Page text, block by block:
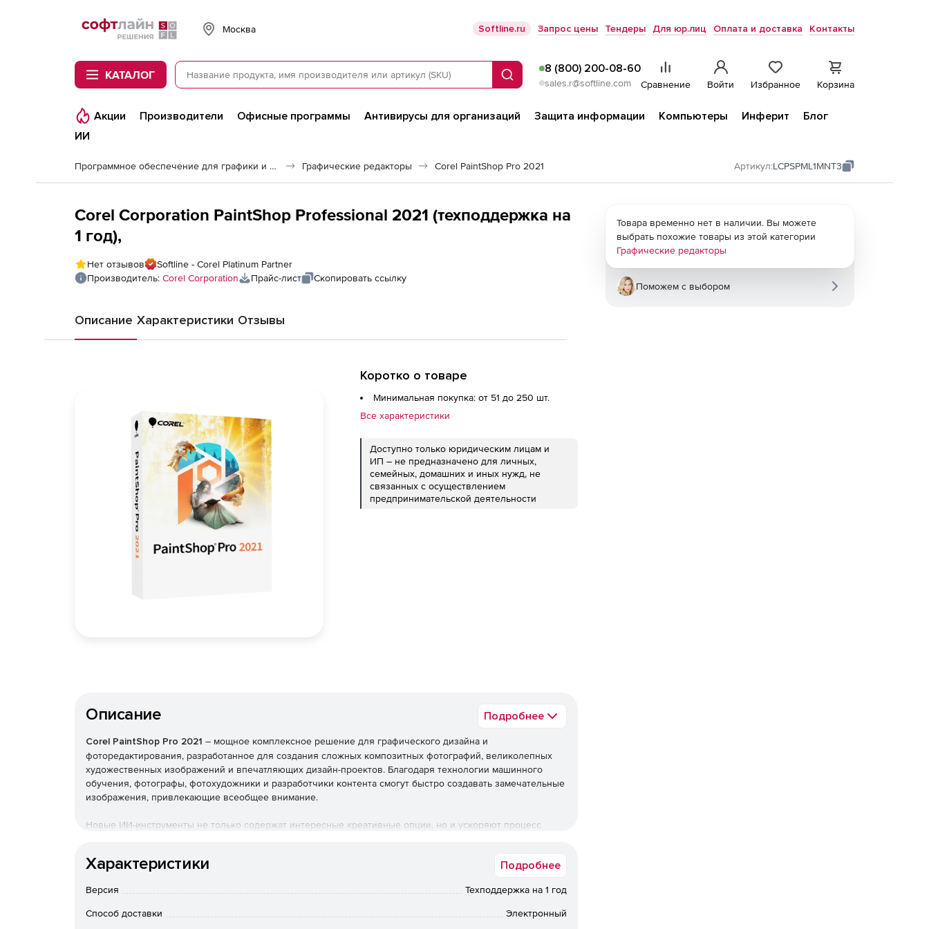
Softline
Москва Softline.ru Запрос цены Тендеры Для юр.лиц Оплата и доставка Контакты
КАТАЛОГ Поиск
8 (800) 200-08-60
sales.r@softline.com Сравнение Войти Избранное Корзина
Акции Производители Офисные программы Антивирусы для организаций Защита информации Компьютеры Инферит
Блог
ИИ
Программное обеспечение для графики и дизайна Графические редакторы Corel PaintShop Pro 2021 Артикул:LCPSPML1MNT3
Corel Corporation PaintShop Professional 2021 (техподдержка на
1 год),
Нет отзывов
Softline - Corel Platinum Partner
Производитель: Corel Corporation Прайс-лист Скопировать ссылку
Описание Характеристики Отзывы
Коротко о товаре
Минимальная покупка: от 51 до 250 шт.
Все характеристики
Доступно только юридическим лицам и
ИП – не предназначено для личных,
семейных, домашних и иных нужд, не
связанных с осуществлением
предпринимательской деятельности
Описание Подробнее
Corel PaintShop Pro 2021 – мощное комплексное решение для графического дизайна и
фоторедактирования, разработанное для создания сложных композитных фотографий, великолепных
художественных изображений и впечатляющих дизайн-проектов. Благодаря технологии машинного
обучения, фотографы, фотохудожники и разработчики контента смогут быстро создавать замечательные
изображения, привлекающие всеобщее внимание.
Новые ИИ-инструменты не только содержат интересные креативные опции, но и ускоряют процесс
Повышение дискретизации (ИИ).
В программе представлены простые в работе инструменты
Характеристики Подробнее
Версия Техподдержка на 1 год
Способ доставки Электронный
Товара временно нет в наличии. Вы можете
выбрать похожие товары из этой категории
Графические редакторы
Поможем с выбором